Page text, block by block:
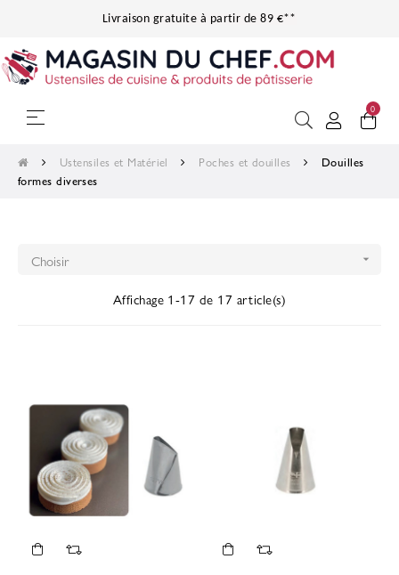
Livraison gratuite à partir de 89 €**
Basculer
navigation
☰ 0
Ustensiles et Matériel Poches et douilles
Douilles
formes diverses
Choisir 
Affichage 1-17 de 17 article(s)